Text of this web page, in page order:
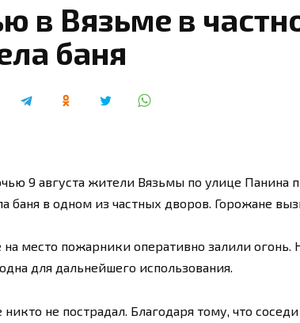
в Вязьме в
баня
9 августа жители Вязьмы по улице Панина
баня в одном из частных дворов. Горожане
место пожарники оперативно залили огонь.
для дальнейшего использования.
не пострадал. Благодаря тому, что